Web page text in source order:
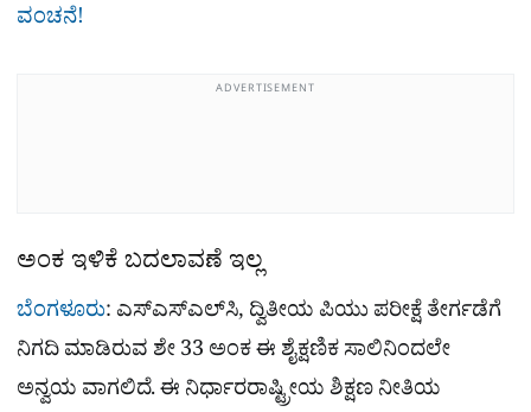
ವಂಚನೆ!
ADVERTISEMENT
ಅಂಕ ಇಳಿಕೆ ಬದಲಾವಣೆ ಇಲ್ಲ
ಬೆಂಗಳೂರು: ಎಸ್‌ಎಸ್‌ಎಲ್‌ಸಿ, ದ್ವಿತೀಯ ಪಿಯು ಪರೀಕ್ಷೆ ತೇರ್ಗಡೆಗೆ
ನಿಗದಿ ಮಾಡಿರುವ ಶೇ 33 ಅಂಕ ಈ ಶೈಕ್ಷಣಿಕ ಸಾಲಿನಿಂದಲೇ
ಅನ್ವಯ ವಾಗಲಿದೆ. ಈ ನಿರ್ಧಾರರಾಷ್ಟ್ರೀಯ ಶಿಕ್ಷಣ ನೀತಿಯ